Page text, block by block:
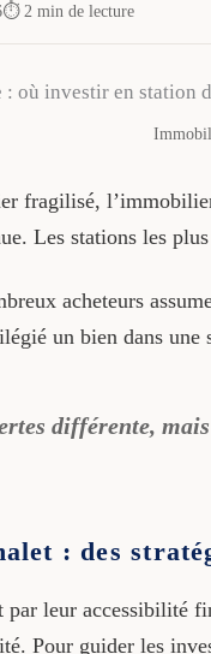
⏱ 2 min de lecture
fragilisé,
Les stations les
acheteurs
un bien dans une
différente,
: des
par leur accessibilité
Pour guider les